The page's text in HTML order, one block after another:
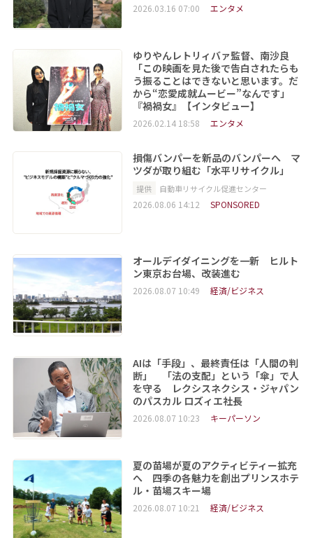
2026.03.16 07:00 エンタメ
ゆりやんレトリィバァ監督、南沙良
「この映画を見た後で告白されたらも
う振ることはできないと思います。だ
から“恋愛成就ムービー”なんです」
『禍禍女』【インタビュー】
2026.02.14 18:58 エンタメ
損傷バンパーを新品のバンパーへ マ
ツダが取り組む「水平リサイクル」
提供 自動車リサイクル促進センター
2026.08.06 14:12 SPONSORED
オールデイダイニングを一新 ヒルト
ン東京お台場、改装進む
2026.08.07 10:49 経済/ビジネス
AIは「手段」、最終責任は「人間の判
断」 「法の支配」という「傘」で人
を守る レクシスネクシス・ジャパン
のパスカル ロズィエ社長
2026.08.07 10:23 キーパーソン
夏の苗場が夏のアクティビティー拡充
へ 四季の各魅力を創出プリンスホテ
ル・苗場スキー場
2026.08.07 10:21 経済/ビジネス